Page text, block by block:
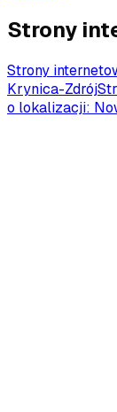
Strony
Strony
Krynica-Zdrój
o lokalizacji: